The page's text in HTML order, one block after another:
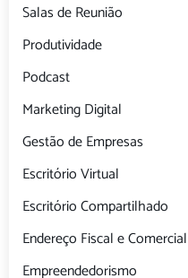
Salas de Reunião
Produtividade
Podcast
Marketing Digital
Gestão de Empresas
Escritório Virtual
Escritório Compartilhado
Endereço Fiscal e Comercial
Empreendedorismo